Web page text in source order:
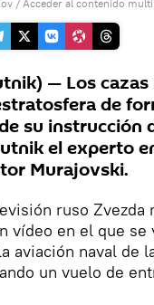
/ Acceder al contenido
— Los
de
su instrucción
el experto
Murajovski.
ruso Zvezda
vídeo en el que se
aviación naval de
un vuelo de